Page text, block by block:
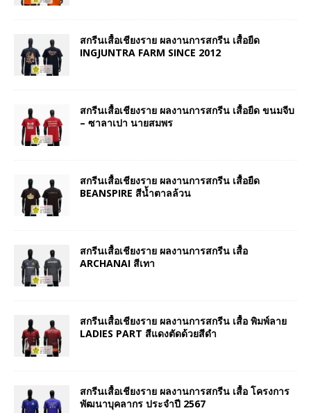
สกรีนเสื้อเชียงราย ผลงานการสกรีน เสื้อยืด
INGJUNTRA FARM SINCE 2012
สกรีนเสื้อเชียงราย ผลงานการสกรีน เสื้อยืด ขนมจีบ
– ซาลาเปา นายสมพร
สกรีนเสื้อเชียงราย ผลงานการสกรีน เสื้อยืด
BEANSPIRE สีน้ำตาลล้วน
สกรีนเสื้อเชียงราย ผลงานการสกรีน เสื้อ
ARCHANAI สีเทา
สกรีนเสื้อเชียงราย ผลงานการสกรีน เสื้อ พิมพ์ลาย
LADIES PART สีแดงตัดด้วยสีดำ
สกรีนเสื้อเชียงราย ผลงานการสกรีน เสื้อ โครงการ
พัฒนาบุคลากร ประจำปี 2567